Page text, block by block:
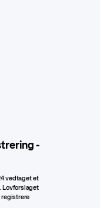
-
vedtaget et
Lovforslaget